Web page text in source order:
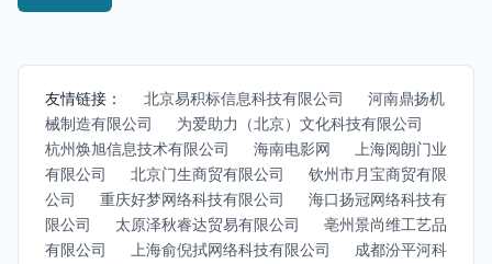
友情链接： 北京易积标信息科技有限公司
河南鼎扬机
械制造有限公司
为爱助力（北京）文化科技有限公司
杭州焕旭信息技术有限公司
海南电影网
上海阅朗门业
有限公司
北京门生商贸有限公司
钦州市月宝商贸有限
公司
重庆好梦网络科技有限公司
海口扬冠网络科技有
限公司
太原泽秋睿达贸易有限公司
亳州景尚维工艺品
有限公司
上海俞倪拭网络科技有限公司
成都汾平河科